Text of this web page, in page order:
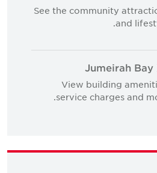
See the community
and
Jumeirah
View building
service charges and